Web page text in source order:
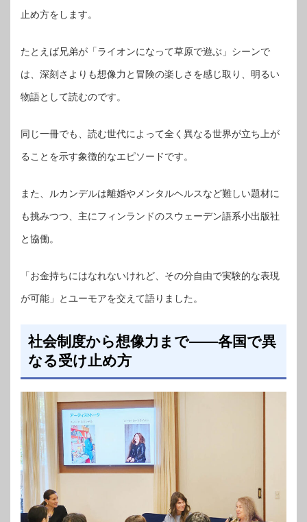
止め方をします。
たとえば兄弟が「ライオンになって草原で遊ぶ」シーンで
は、深刻さよりも想像力と冒険の楽しさを感じ取り、明るい
物語として読むのです。
同じ一冊でも、読む世代によって全く異なる世界が立ち上が
ることを示す象徴的なエピソードです。
また、ルカンデルは離婚やメンタルヘルスなど難しい題材に
も挑みつつ、主にフィンランドのスウェーデン語系小出版社
と協働。
「お金持ちにはなれないけれど、その分自由で実験的な表現
が可能」とユーモアを交えて語りました。
社会制度から想像力まで――各国で異
なる受け止め方